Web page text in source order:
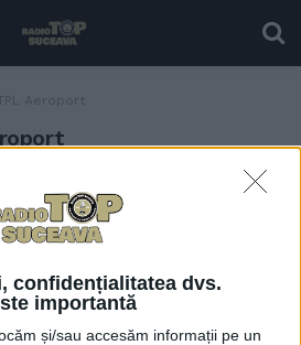
confidențialitatea dvs.
importantă
și/sau accesăm informații pe un
TPL Aeroport
Revine cursa 8, spre
Aeroportul Suceava.
Traseul rămîne în mare
mai mici
28 MARTIE, 2025